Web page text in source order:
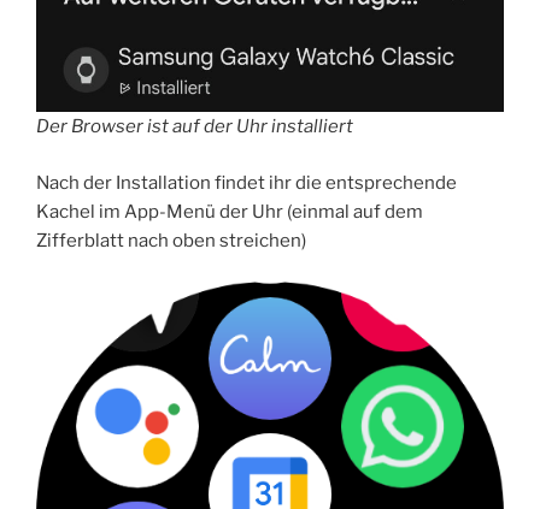
Der Browser ist auf der Uhr installiert
Nach der Installation findet ihr die entsprechende
Kachel im App-Menü der Uhr (einmal auf dem
Zifferblatt nach oben streichen)